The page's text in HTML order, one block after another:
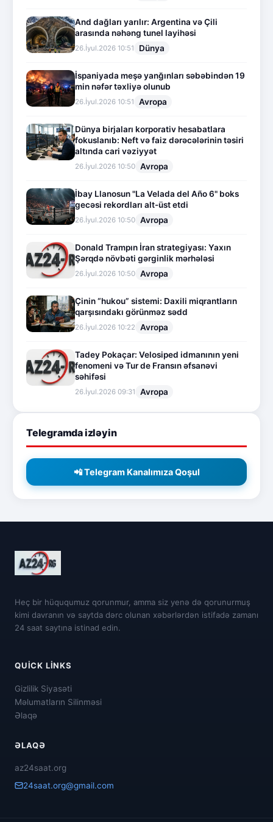
And dağları yarılır: Argentina və Çili
arasında nəhəng tunel layihəsi
26.İyul.2026 10:51 Dünya
İspaniyada meşə yanğınları səbəbindən 19
min nəfər təxliyə olunub
26.İyul.2026 10:51 Avropa
Dünya birjaları korporativ hesabatlara
fokuslanıb: Neft və faiz dərəcələrinin təsiri
altında cari vəziyyət
26.İyul.2026 10:50 Avropa
İbay Llanosun "La Velada del Año 6" boks
gecəsi rekordları alt-üst etdi
26.İyul.2026 10:50 Avropa
Donald Trampın İran strategiyası: Yaxın
Şərqdə növbəti gərginlik mərhələsi
26.İyul.2026 10:50 Avropa
Çinin “hukou” sistemi: Daxili miqrantların
qarşısındakı görünməz sədd
26.İyul.2026 10:22 Avropa
Tadey Pokaçar: Velosiped idmanının yeni
fenomeni və Tur de Fransın əfsanəvi
səhifəsi
26.İyul.2026 09:31 Avropa
Telegramda izləyin
📲 Telegram Kanalımıza Qoşul
Heç bir hüququmuz qorunmur, amma siz yenə də qorunurmuş
kimi davranın və saytda dərc olunan xəbərlərdən istifadə zamanı
24 saat saytına istinad edin.
QUICK LINKS
Gizlilik Siyasəti
Məlumatların Silinməsi
Əlaqə
ƏLAQƏ
az24saat.org
24saat.org@gmail.com